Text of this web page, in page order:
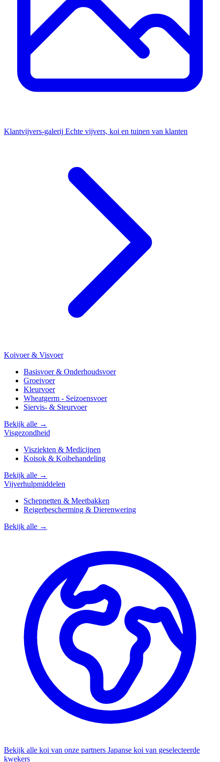
Klantvijvers-galerij Echte vijvers, koi en tuinen van klanten
Koivoer & Visvoer
Basisvoer & Onderhoudsvoer
Groeivoer
Kleurvoer
Wheatgerm - Seizoensvoer
Siervis- & Steurvoer
Bekijk alle →
Visgezondheid
Visziekten & Medicijnen
Koisok & Koibehandeling
Bekijk alle →
Vijverhulpmiddelen
Schepnetten & Meetbakken
Reigerbescherming & Dierenwering
Bekijk alle →
Bekijk alle koi van onze partners Japanse koi van geselecteerde
kwekers